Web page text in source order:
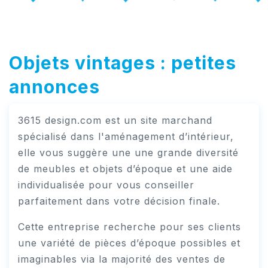
Objets vintages : petites
annonces
3615 design.com est un site marchand
spécialisé dans l'aménagement d’intérieur,
elle vous suggère une une grande diversité
de meubles et objets d’époque et une aide
individualisée pour vous conseiller
parfaitement dans votre décision finale.
Cette entreprise recherche pour ses clients
une variété de pièces d’époque possibles et
imaginables via la majorité des ventes de